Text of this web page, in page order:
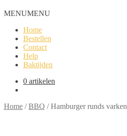
MENUMENU
Home
Bestellen
Contact
Help
Baktijden
0 artikelen
Home /BBQ /Hamburger runds varken